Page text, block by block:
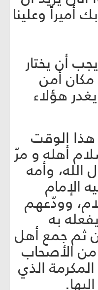
وعلينا
أن يختار
مكان أمن
هؤلاء
الوقت
أهله و مرّ
وأمه
الإمام
وودّعهم
به
ثم جمع أهل
من الأصحاب
الذي